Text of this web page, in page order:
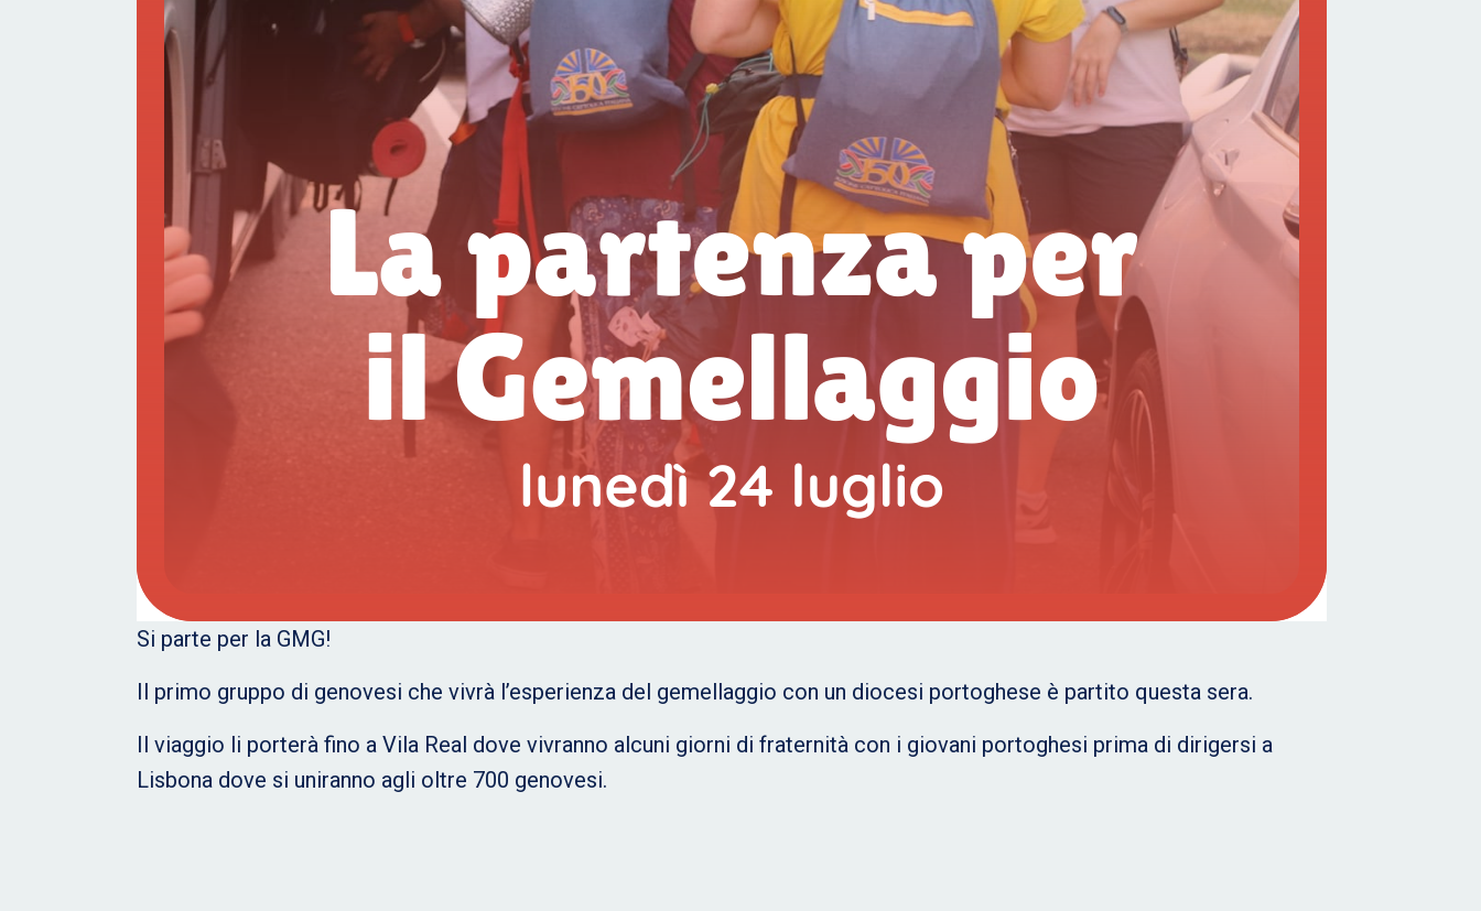
Si parte per la GMG!
Il primo gruppo di genovesi che vivrà l’esperienza del gemellaggio con un diocesi portoghese è partito questa sera.
Il viaggio li porterà fino a Vila Real dove vivranno alcuni giorni di fraternità con i giovani portoghesi prima di dirigersi a
Lisbona dove si uniranno agli oltre 700 genovesi.